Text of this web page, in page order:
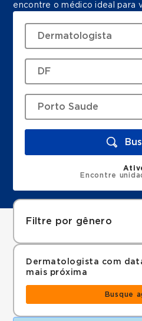
encontre o médico ideal para
Encontre
Filtre por gênero
Dermatologista com
mais próxima
Busque